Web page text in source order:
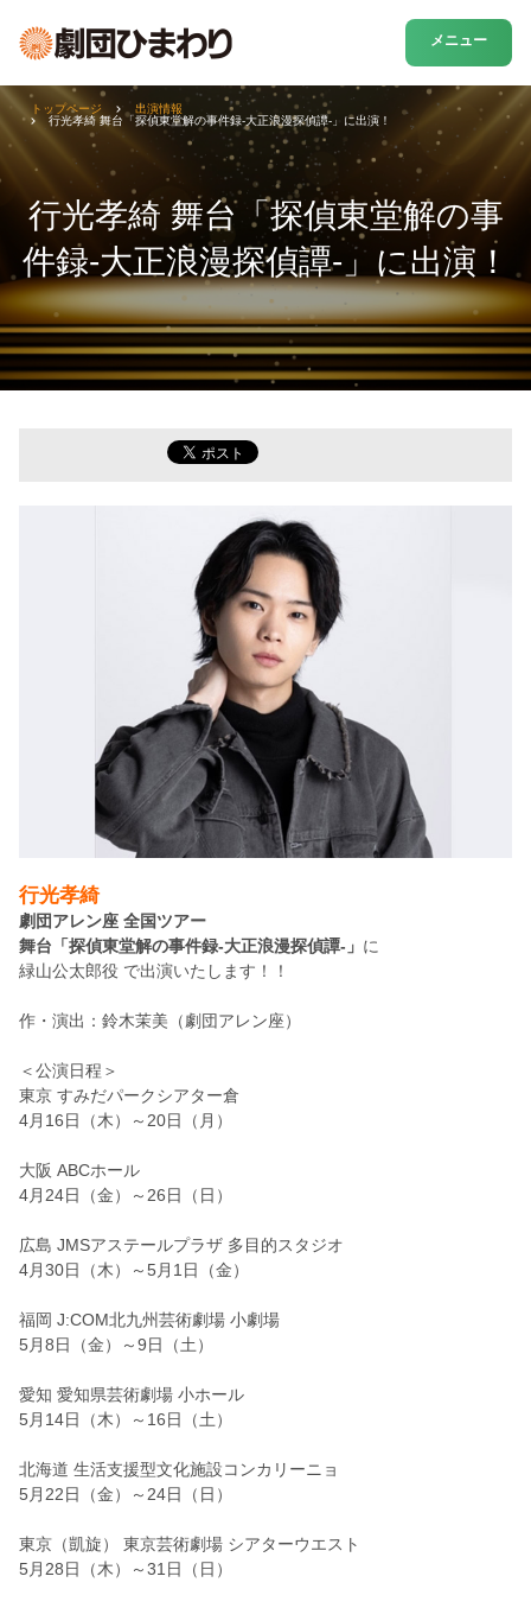
メニュー
行光孝綺 舞台「探偵東堂解の事
件録-大正浪漫探偵譚-」に出演！
トップページ
出演情報
行光孝綺 舞台「探偵東堂解の事件録-大正浪漫探偵譚-」に出演！
行光孝綺
劇団アレン座 全国ツアー
舞台「探偵東堂解の事件録-大正浪漫探偵譚-」 に
緑山公太郎役 で出演いたします！！
作・演出： 鈴木茉美（劇団アレン座）
＜公演日程＞
東京 すみだパークシアター倉
4月16日（木）～20日（月）
大阪 ABCホール
4月24日（金）～26日（日）
広島 JMSアステールプラザ 多目的スタジオ
4月30日（木）～5月1日（金）
福岡 J:COM北九州芸術劇場 小劇場
5月8日（金）～9日（土）
愛知 愛知県芸術劇場 小ホール
5月14日（木）～16日（土）
北海道 生活支援型文化施設コンカリーニョ
5月22日（金）～24日（日）
東京（凱旋） 東京芸術劇場 シアターウエスト
5月28日（木）～31日（日）